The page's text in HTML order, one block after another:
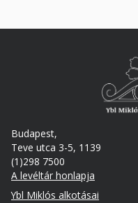
Budapest,
Teve utca 3-5, 1139
(1)298 7500
A levéltár honlapja
Footer
Ybl Miklós alkotásai